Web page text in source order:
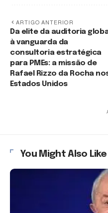
ARTIGO ANTERIOR
Da elite da auditoria
à vanguarda da
consultoria estratégica
para PMEs: a missão de
Rafael Rizzo da Rocha
Estados Unidos
You Might Also Like